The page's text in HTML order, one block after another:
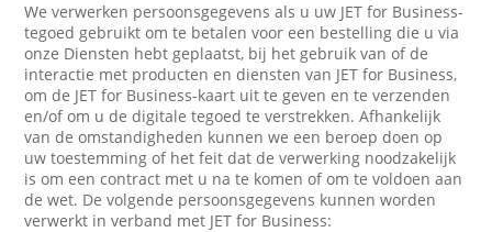
We verwerken persoonsgegevens als u uw JET for Business-
tegoed gebruikt om te betalen voor een bestelling die u via
onze Diensten hebt geplaatst, bij het gebruik van of de
interactie met producten en diensten van JET for Business,
om de JET for Business-kaart uit te geven en te verzenden
en/of om u de digitale tegoed te verstrekken. Afhankelijk
van de omstandigheden kunnen we een beroep doen op
uw toestemming of het feit dat de verwerking noodzakelijk
is om een contract met u na te komen of om te voldoen aan
de wet. De volgende persoonsgegevens kunnen worden
verwerkt in verband met JET for Business: